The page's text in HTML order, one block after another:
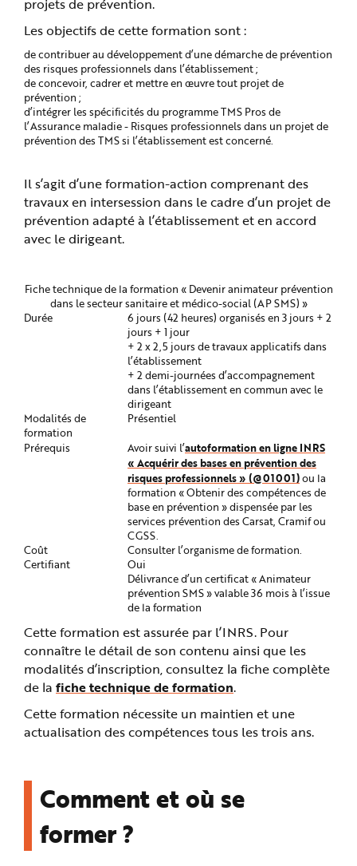
Les objectifs de cette formation sont :
de contribuer au développement d’une démarche de prévention
des risques professionnels dans l’établissement ;
de concevoir, cadrer et mettre en œuvre tout projet de
prévention ;
d’intégrer les spécificités du programme TMS Pros de
l’Assurance maladie - Risques professionnels dans un projet de
prévention des TMS si l’établissement est concerné.
Il s’agit d’une formation-action comprenant des
travaux en intersession dans le cadre d’un projet de
prévention adapté à l’établissement et en accord
avec le dirigeant.
Fiche technique de la formation « Devenir animateur prévention
dans le secteur sanitaire et médico-social (AP SMS) »
Durée
6 jours (42 heures) organisés en 3 jours + 2
jours + 1 jour
+ 2 x 2,5 jours de travaux applicatifs dans
l’établissement
+ 2 demi-journées d’accompagnement
dans l’établissement en commun avec le
dirigeant
Modalités de
formation
Présentiel
Prérequis Avoir suivi l’autoformation en ligne INRS
« Acquérir des bases en prévention des
risques professionnels » (@01001)ou la
formation « Obtenir des compétences de
base en prévention » dispensée par les
services prévention des Carsat, Cramif ou
CGSS.
Coût
Consulter l’organisme de formation.
Certifiant
Oui
Délivrance d’un certificat « Animateur
prévention SMS » valable 36 mois à l’issue
de la formation
Cette formation est assurée par l’INRS. Pour
connaître le détail de son contenu ainsi que les
modalités d’inscription, consultez la fiche complète
de la fiche technique de formation.
Cette formation nécessite un maintien et une
actualisation des compétences tous les trois ans.
Comment et où se
former ?